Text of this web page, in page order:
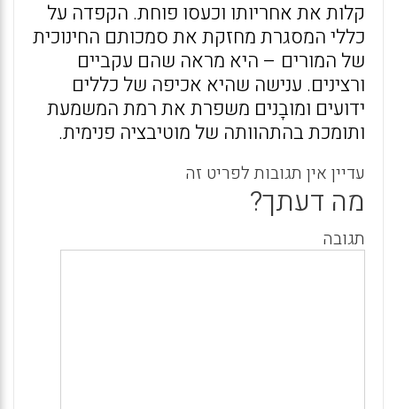
קלות את אחריותו וכעסו פוחת. הקפדה על
כללי המסגרת מחזקת את סמכותם החינוכית
של המורים – היא מראה שהם עקביים
ורצינים. ענישה שהיא אכיפה של כללים
ידועים ומובָנים משפרת את רמת המשמעת
ותומכת בהתהוותה של מוטיבציה פנימית.
עדיין אין תגובות לפריט זה
מה דעתך?
תגובה